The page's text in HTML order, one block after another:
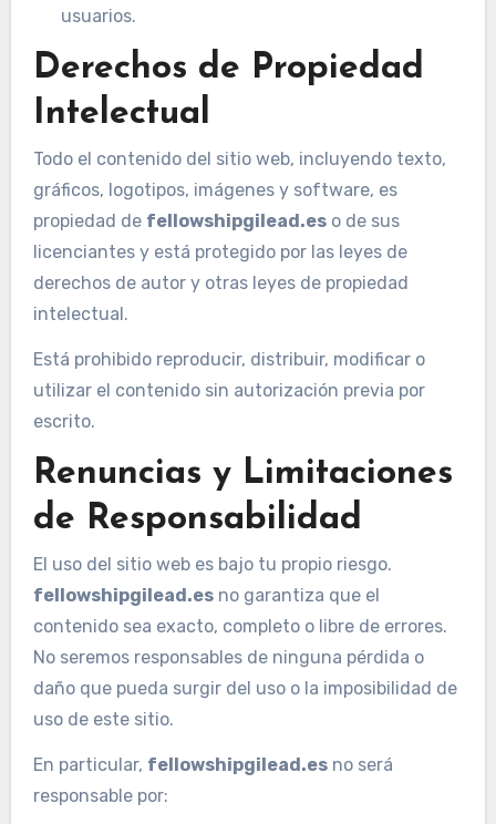
usuarios.
Derechos de Propiedad
Intelectual
Todo el contenido del sitio web, incluyendo texto,
gráficos, logotipos, imágenes y software, es
propiedad de fellowshipgilead.eso de sus
licenciantes y está protegido por las leyes de
derechos de autor y otras leyes de propiedad
intelectual.
Está prohibido reproducir, distribuir, modificar o
utilizar el contenido sin autorización previa por
escrito.
Renuncias y Limitaciones
de Responsabilidad
El uso del sitio web es bajo tu propio riesgo.
fellowshipgilead.esno garantiza que el
contenido sea exacto, completo o libre de errores.
No seremos responsables de ninguna pérdida o
daño que pueda surgir del uso o la imposibilidad de
uso de este sitio.
En particular, fellowshipgilead.esno será
responsable por: